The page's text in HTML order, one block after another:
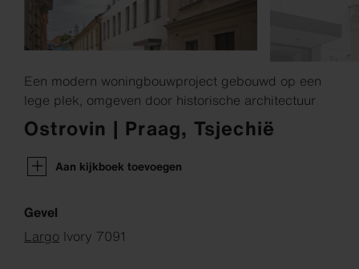
Inspiration
Staal bestellen
Duurzaamheid
Een modern woningbouwproject gebouwd op een
lege plek, omgeven door historische architectuur
Ostrovin | Praag, Tsjechië
Aan kijkboek toevoegen
Gevel
Largo Ivory 7091